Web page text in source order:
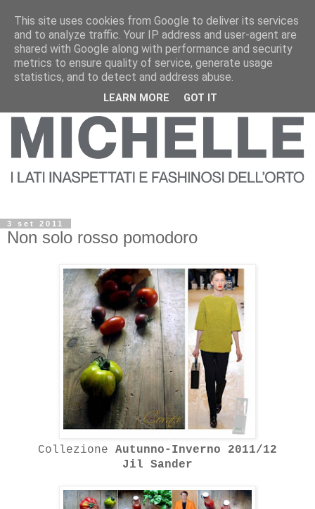
3 set 2011
Non solo rosso pomodoro
Collezione Autunno-Inverno 2011/12
Jil Sander
This site uses cookies from Google to deliver its services
and to analyze traffic. Your IP address and user-agent are
shared with Google along with performance and security
metrics to ensure quality of service, generate usage
statistics, and to detect and address abuse.
LEARN MORE GOT IT